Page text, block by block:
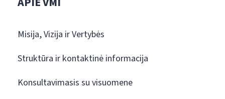
Misija, Vizija ir Vertybės
Struktūra ir kontaktinė informacija
Konsultavimasis su visuomene